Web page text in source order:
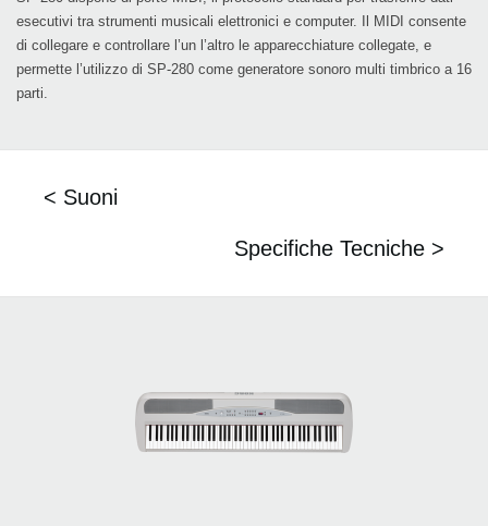
esecutivi tra strumenti musicali elettronici e computer. Il MIDI consente
di collegare e controllare l’un l’altro le apparecchiature collegate, e
permette l’utilizzo di SP-280 come generatore sonoro multi timbrico a 16
parti.
< Suoni
Specifiche Tecniche >